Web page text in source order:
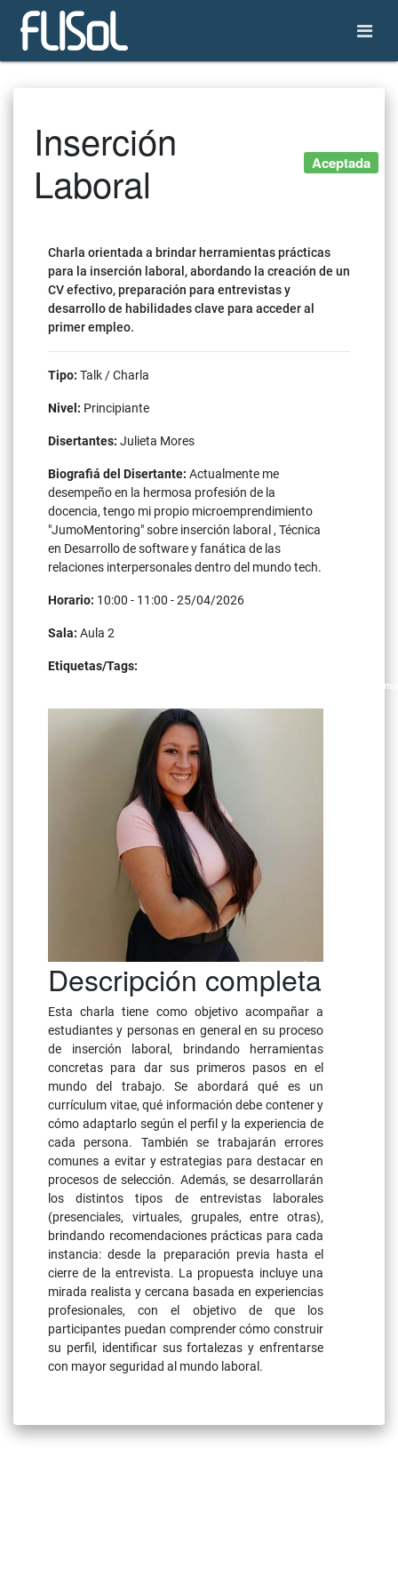
Inserción
Laboral
Aceptada
Charla orientada a brindar herramientas prácticas
para la inserción laboral, abordando la creación de un
CV efectivo, preparación para entrevistas y
desarrollo de habilidades clave para acceder al
primer empleo.
Tipo: Talk / Charla
Nivel: Principiante
Disertantes: Julieta Mores
Biografiá del Disertante: Actualmente me
desempeño en la hermosa profesión de la
docencia, tengo mi propio microemprendimiento
"JumoMentoring" sobre inserción laboral , Técnica
en Desarrollo de software y fanática de las
relaciones interpersonales dentro del mundo tech.
Horario: 10:00 - 11:00 - 25/04/2026
Sala: Aula 2
Etiquetas/Tags:
inserción laboral primer empleo it currículum vitae entrevistas laborales
Descripción completa
Esta charla tiene como objetivo acompañar a
estudiantes y personas en general en su proceso
de inserción laboral, brindando herramientas
concretas para dar sus primeros pasos en el
mundo del trabajo. Se abordará qué es un
currículum vitae, qué información debe contener y
cómo adaptarlo según el perfil y la experiencia de
cada persona. También se trabajarán errores
comunes a evitar y estrategias para destacar en
procesos de selección. Además, se desarrollarán
los distintos tipos de entrevistas laborales
(presenciales, virtuales, grupales, entre otras),
brindando recomendaciones prácticas para cada
instancia: desde la preparación previa hasta el
cierre de la entrevista. La propuesta incluye una
mirada realista y cercana basada en experiencias
profesionales, con el objetivo de que los
participantes puedan comprender cómo construir
su perfil, identificar sus fortalezas y enfrentarse
con mayor seguridad al mundo laboral.